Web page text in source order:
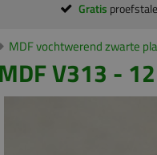
Gratis
MDF vochtwerend zwarte
V313 -